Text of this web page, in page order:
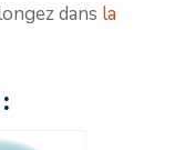
dans la